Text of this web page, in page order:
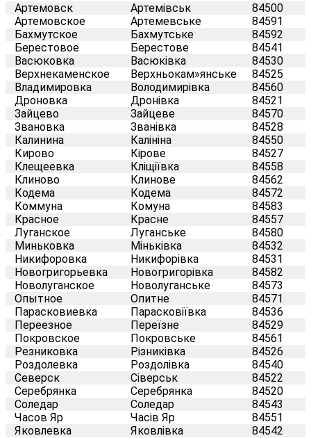
Артемовск Артемівськ
84500
Артемовское
Артемевське
84591
Бахмутское
Бахмутське
84592
Берестовое
Берестове
84541
Васюковка
Васюківка
84530
Верхнекаменское
Верхньокам»янське
84525
Владимировка
Володимирівка
84560
Дроновка
Дронівка
84521
Зайцево
Зайцеве
84570
Звановка
Званівка
84528
Калинина
Калініна
84550
Кирово
Кірове
84527
Клещеевка
Кліщіївка
84558
Клиново
Клинове
84562
Кодема
Кодема
84572
Коммуна
Комуна
84583
Красное
Красне
84557
Луганское
Луганське
84580
Миньковка
Міньківка
84532
Никифоровка
Никифорівка
84531
Новогригорьевка
Новогригорівка
84582
Новолуганское
Новолуганське
84573
Опытное
Опитне
84571
Парасковиевка
Парасковіївка
84536
Переезное
Переїзне
84529
Покровское
Покровське
84561
Резниковка
Різниківка
84526
Роздолевка
Роздолівка
84540
Северск
Сіверськ
84522
Серебрянка
Серебрянка
84520
Соледар
Соледар
84543
Часов Яр
Часів Яр
84551
Яковлевка
Яковлівка 84542